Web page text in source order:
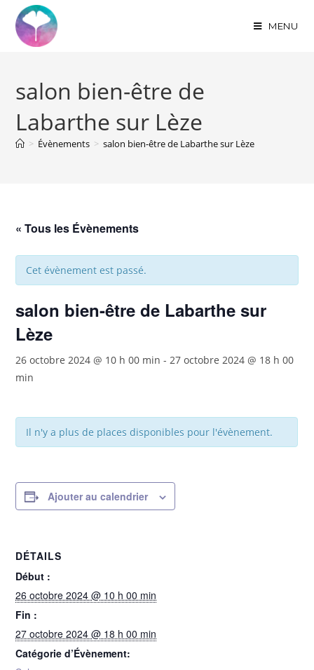
MENU
salon bien-être de
Labarthe sur Lèze
> Évènements > salon bien-être de Labarthe sur Lèze
« Tous les Évènements
Cet évènement est passé.
salon bien-être de Labarthe sur
Lèze
26 octobre 2024 @ 10 h 00 min -27 octobre 2024 @ 18 h 00
min
Il n'y a plus de places disponibles pour l'évènement.
Ajouter au calendrier
DÉTAILS
Début :
26 octobre 2024 @ 10 h 00 min
Fin :
27 octobre 2024 @ 18 h 00 min
Catégorie d’Évènement: